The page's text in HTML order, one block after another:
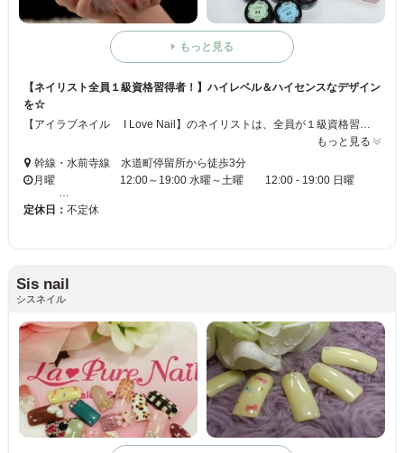
もっと見る
【ネイリスト全員１級資格習得者！】ハイレベル＆ハイセンスなデザイン
を☆
もっと見る
幹線・水前寺線 水道町停留所から徒歩3分
月曜 12:00～19:00 水曜～土曜 12:00 - 19:00 日曜
定休日： 不定休
Sis nail
シスネイル